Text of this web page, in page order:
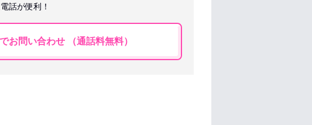
話が便利！
お問い合わせ （通話料無料）